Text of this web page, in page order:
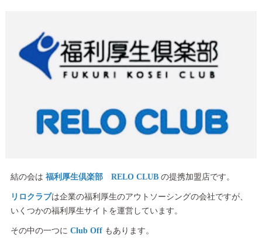
結の会は 福利厚生倶楽部 RELO CLUBの提携加盟店です。
リロクラブは企業の福利厚生のアウトソーシングの会社ですが、
いくつかの福利厚生サイトを運営しています。
その中の一つに Club Offもあります。